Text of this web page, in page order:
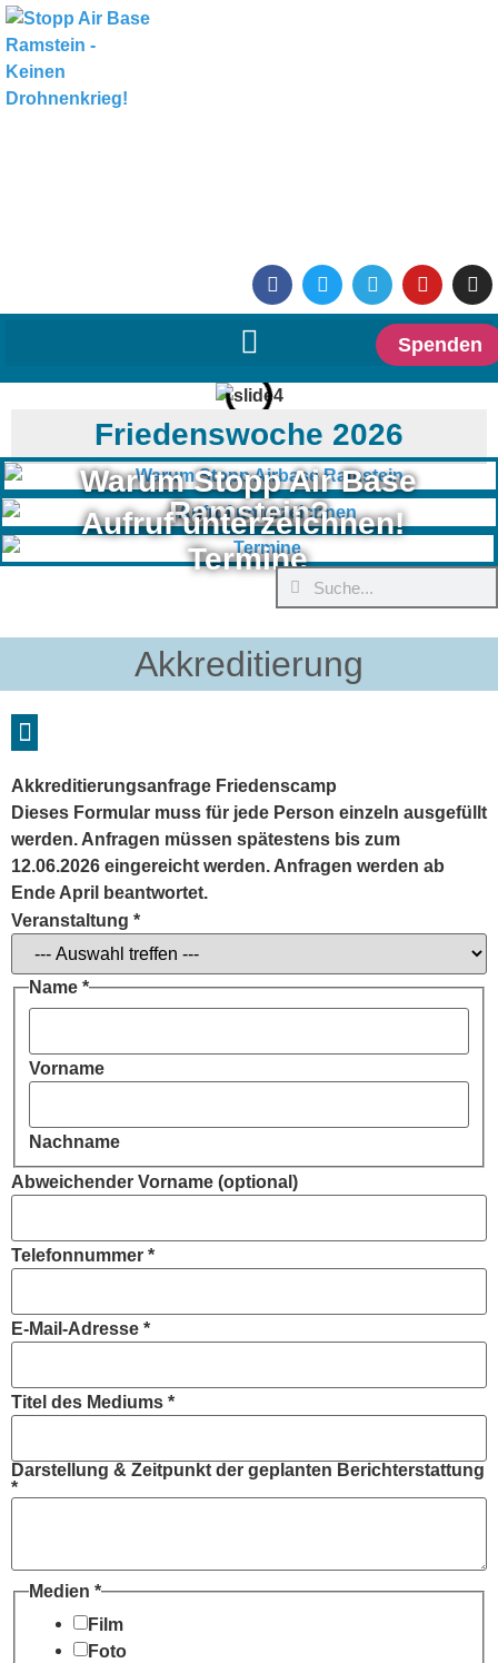
Spenden
Friedenswoche 2026
Warum Stopp Air Base
Ramstein?
Aufruf unterzeichnen!
Termine
Akkreditierung
Akkreditierungsanfrage Friedenscamp
Dieses Formular muss für jede Person einzeln ausgefüllt
werden. Anfragen müssen spätestens bis zum
12.06.2026 eingereicht werden. Anfragen werden ab
Ende April beantwortet.
Veranstaltung *
Telefonnummer
Name *
Vorname
Nachname
Abweichender Vorname (optional)
Telefonnummer *
E-Mail-Adresse *
Titel des Mediums *
Darstellung & Zeitpunkt der geplanten Berichterstattung
*
Medien *
Film
Foto